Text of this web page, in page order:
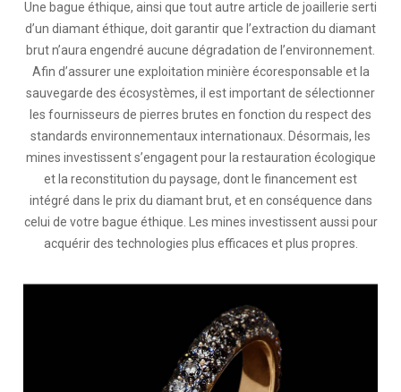
Une bague éthique, ainsi que tout autre article de joaillerie serti
d’un diamant éthique, doit garantir que l’extraction du diamant
brut n’aura engendré aucune dégradation de l’environnement.
Afin d’assurer une exploitation minière écoresponsable et la
sauvegarde des écosystèmes, il est important de sélectionner
les fournisseurs de pierres brutes en fonction du respect des
standards environnementaux internationaux. Désormais, les
mines investissent s’engagent pour la restauration écologique
et la reconstitution du paysage, dont le financement est
intégré dans le prix du diamant brut, et en conséquence dans
celui de votre bague éthique. Les mines investissent aussi pour
acquérir des technologies plus efficaces et plus propres.